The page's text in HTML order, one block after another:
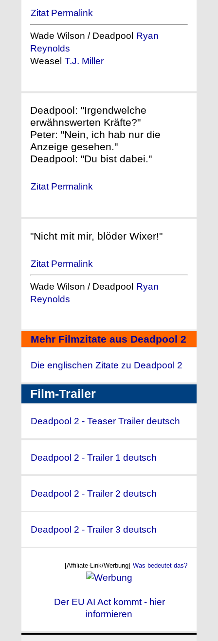
Zitat Permalink
Wade Wilson / Deadpool Ryan
Reynolds
Weasel T.J. Miller
Deadpool: "Irgendwelche
erwähnswerten Kräfte?"
Peter: "Nein, ich hab nur die
Anzeige gesehen."
Deadpool: "Du bist dabei."
Zitat Permalink
"Nicht mit mir, blöder Wixer!"
Zitat Permalink
Wade Wilson / Deadpool Ryan
Reynolds
Mehr Filmzitate aus Deadpool 2
Die englischen Zitate zu Deadpool 2
Film-Trailer
Deadpool 2 - Teaser Trailer deutsch
Deadpool 2 - Trailer 1 deutsch
Deadpool 2 - Trailer 2 deutsch
Deadpool 2 - Trailer 3 deutsch
[Affiliate-Link/Werbung] Was bedeutet das?
Der EU AI Act kommt - hier
informieren